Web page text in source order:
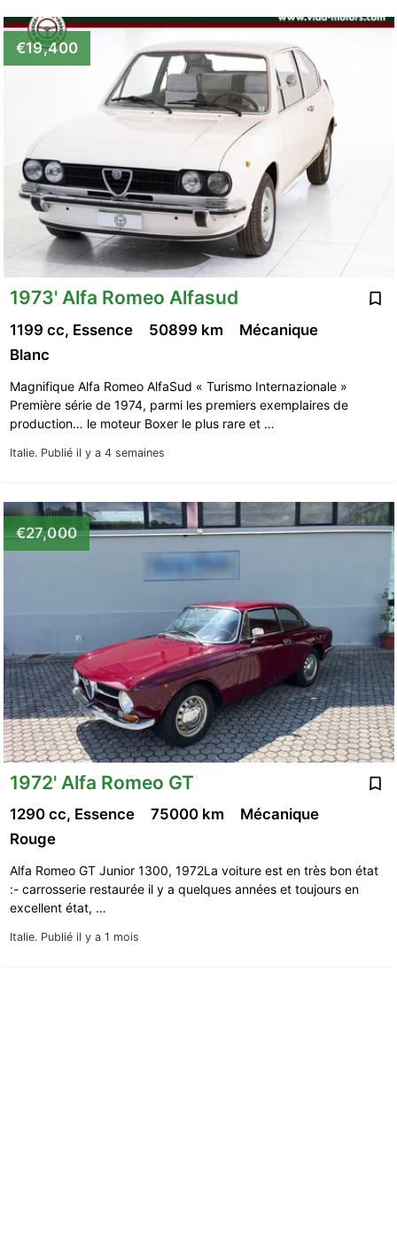
€19,400
1973' Alfa Romeo Alfasud
Italie. Publié il y a 4 semaines
1199 cc, Essence 50899 km
Mécanique
Blanc
Magnifique Alfa Romeo AlfaSud « Turismo Internazionale »
Première série de 1974, parmi les premiers exemplaires de
production… le moteur Boxer le plus rare et …
€27,000
1972' Alfa Romeo GT
Italie. Publié il y a 1 mois
1290 cc, Essence 75000 km
Mécanique
Rouge
Alfa Romeo GT Junior 1300, 1972La voiture est en très bon état
:- carrosserie restaurée il y a quelques années et toujours en
excellent état, …